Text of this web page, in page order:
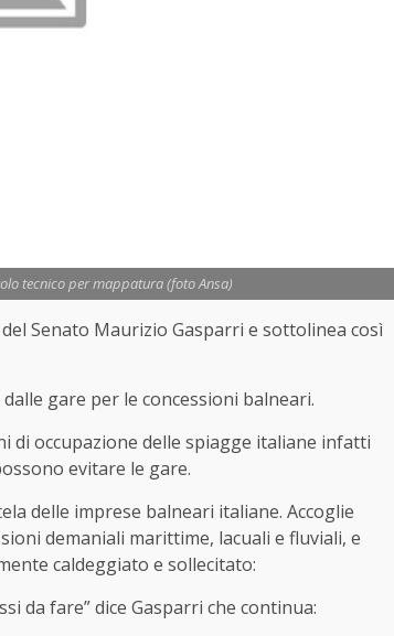
tecnico per mappatura (foto Ansa)
Senato Maurizio Gasparri e sottolinea così
gare per le concessioni balneari.
di occupazione delle spiagge italiane infatti
evitare le gare.
delle imprese balneari italiane. Accoglie
demaniali marittime, lacuali e fluviali, e
caldeggiato e sollecitato:
da fare” dice Gasparri che continua: